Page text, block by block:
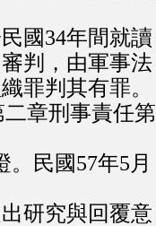
國34年間就讀
判，由軍事法
罪判其有罪。
章刑事責任第
民國57年5月
研究與回覆意